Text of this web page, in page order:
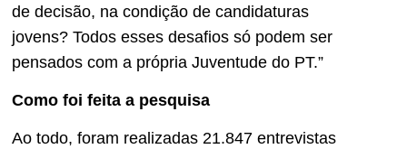
de decisão, na condição de candidaturas
jovens? Todos esses desafios só podem ser
pensados com a própria Juventude do PT.”
Como foi feita a pesquisa
Ao todo, foram realizadas 21.847 entrevistas